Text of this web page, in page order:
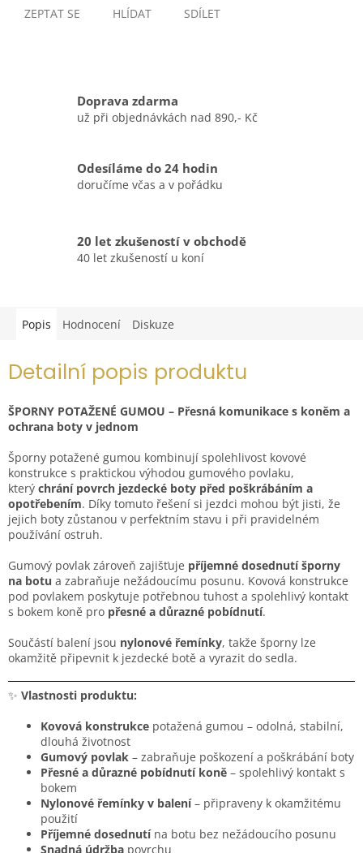
ZEPTAT SE HLÍDAT SDÍLET
Doprava zdarma
už při objednávkách nad 890,- Kč
Odesíláme do 24 hodin
doručíme včas a v pořádku
20 let zkušeností v obchodě
40 let zkušeností u koní
Popis Hodnocení Diskuze
Detailní popis produktu
ŠPORNY POTAŽENÉ GUMOU – Přesná komunikace s koněm a
ochrana boty v jednom
Šporny potažené gumou kombinují spolehlivost kovové
konstrukce s praktickou výhodou gumového povlaku,
který chrání povrch jezdecké boty před poškrábáním a
opotřebením. Díky tomuto řešení si jezdci mohou být jisti, že
jejich boty zůstanou v perfektním stavu i při pravidelném
používání ostruh.
Gumový povlak zároveň zajišťuje příjemné dosednutí šporny
na botu a zabraňuje nežádoucímu posunu. Kovová konstrukce
pod povlakem poskytuje potřebnou tuhost a spolehlivý kontakt
s bokem koně pro přesné a důrazné pobídnutí.
Součástí balení jsou nylonové řemínky, takže šporny lze
okamžitě připevnit k jezdecké botě a vyrazit do sedla.
✨ Vlastnosti produktu:
Kovová konstrukce potažená gumou – odolná, stabilní,
dlouhá životnost
Gumový povlak – zabraňuje poškození a poškrábání boty
Přesné a důrazné pobídnutí koně – spolehlivý kontakt s
bokem
Nylonové řemínky v balení – připraveny k okamžitému
použití
Příjemné dosednutí na botu bez nežádoucího posunu
Snadná údržba povrchu